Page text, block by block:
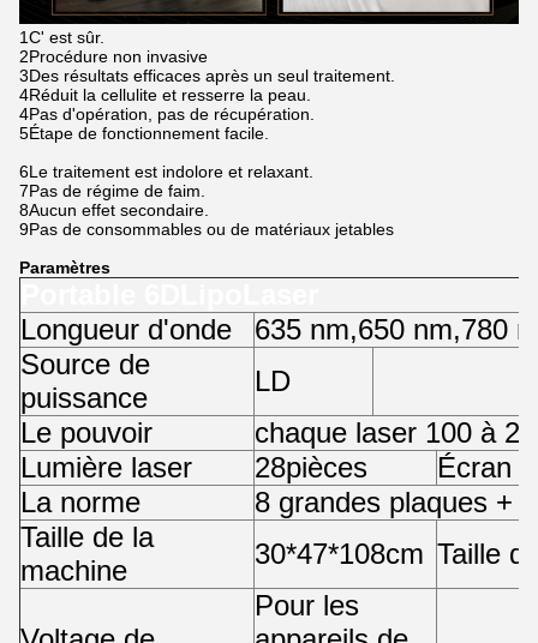
1C' est sûr.
2Procédure non invasive
3Des résultats efficaces après un seul traitement.
4Réduit la cellulite et resserre la peau.
4Pas d'opération, pas de récupération.
5Étape de fonctionnement facile.
6Le traitement est indolore et relaxant.
7Pas de régime de faim.
8Aucun effet secondaire.
9Pas de consommables ou de matériaux jetables
Paramètres
Longueur d'onde
635 nm,650 nm,780
Source de
puissance
LD
Le pouvoir
chaque laser 100 à
Lumière laser
28pièces
Écran
La norme
8 grandes plaques +
Taille de la
machine
30*47*108cm Taille
Pour les